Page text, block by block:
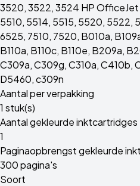
3520, 3522, 3524 HP
5510, 5514, 5515, 5520, 5522,
6525, 7510, 7520, B010a,
B110a, B110c, B110e, B209a,
C309a, C309g, C310a, C410b,
D5460, c309n
Aantal per verpakking
1 stuk(s)
Aantal gekleurde inktcartridges
1
Paginaopbrengst gekleurde inkt
300 pagina's
Soort